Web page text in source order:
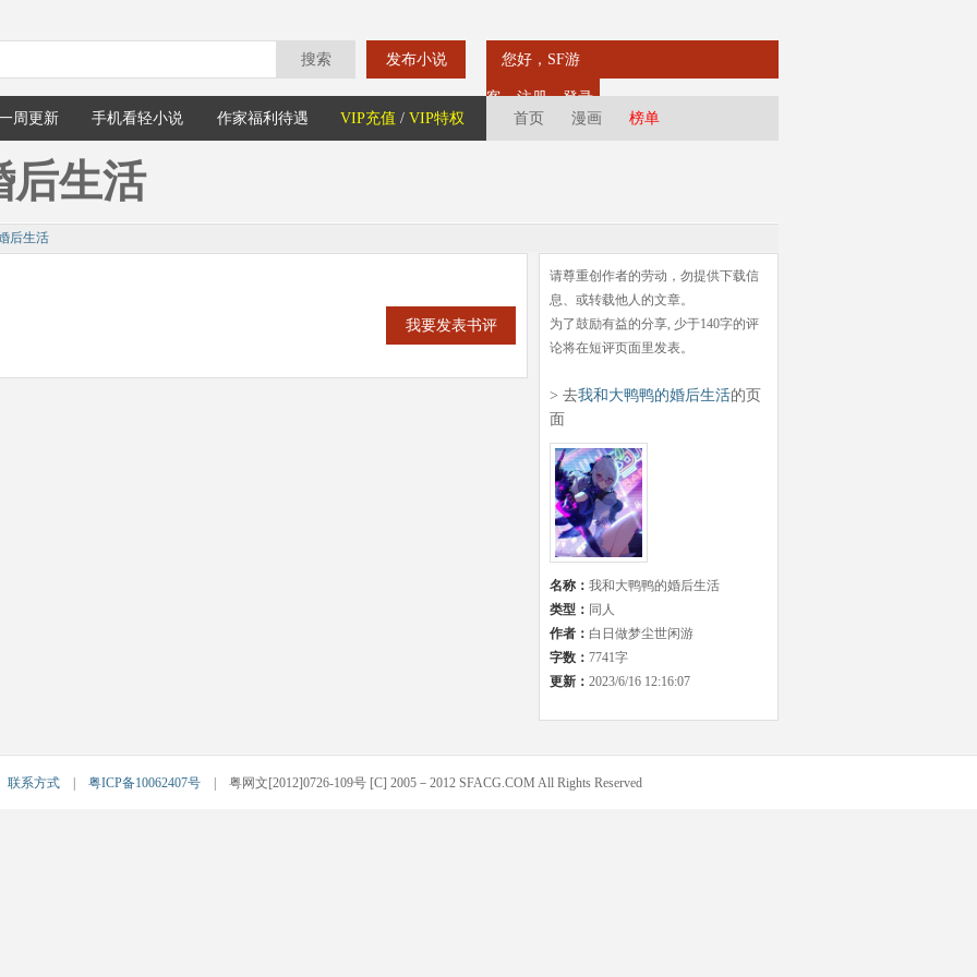
搜索 发布小说 您好，SF游
客注册
登录
周更新 手机看轻小说 作家福利待遇 VIP充值 / VIP特权 首页 漫画 榜单
后生活
后生活
我要发表书评
请尊重创作者的劳动，勿提供下载信
息、或转载他人的文章。
为了鼓励有益的分享, 少于140字的评
论将在短评页面里发表。
> 去我和大鸭鸭的婚后生活的页
面
名称： 我和大鸭鸭的婚后生活
类型： 同人
作者： 白日做梦尘世闲游
字数： 7741字
更新： 2023/6/16 12:16:07
联系方式 粤ICP备10062407号 | 粤网文[2012]0726-109号 [C] 2005－2012 SFACG.COM All Rights Reserved